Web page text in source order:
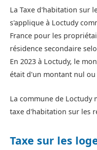
La Taxe d'habitation sur
s'applique à Loctudy
France pour les
résidence secondaire
En 2023 à Loctudy, le
était d'un montant nul
La commune de Loctudy
taxe d'habitation sur les
Taxe sur les